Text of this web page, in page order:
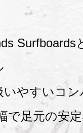
いやすいコ
で足元の安